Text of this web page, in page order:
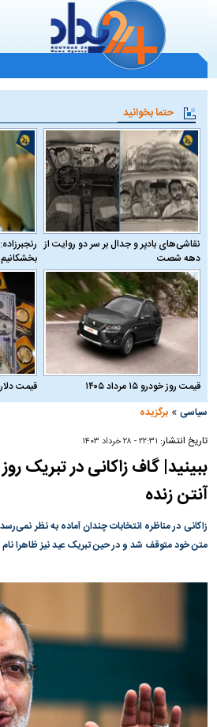
حتما بخوانید
نقاشی‌های بادپر و جدال بر سر دو روایت از
دهه شصت
بخشکانیم
قیمت روز خودرو ۱۵ مرداد ۱۴۰۵
قیمت دلار،
سیاسی »برگزیده
تاریخ انتشار: ۲۲:۳۱ - ۲۸ خرداد ۱۴۰۳
ببینید| گاف زاکانی در تبریک
آنتن زنده
زاکانی در مناظره انتخابات چندان آماده به نظر
متن خود متوقف شد و در حین تبریک عید نیز ظاهرا نام